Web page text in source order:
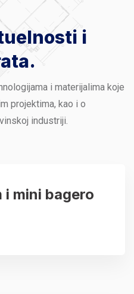
i
i materijalima koje
projektima, kao i o
industriji.
i mini bagero